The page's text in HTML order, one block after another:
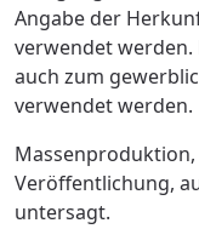
Angabe der
verwendet
auch zum
verwendet werden.
Veröffentlichung,
untersagt.